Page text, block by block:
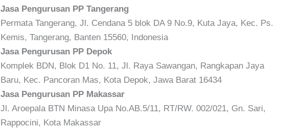
Jasa Pengurusan PP Tangerang
Permata Tangerang, Jl. Cendana 5 blok DA 9 No.9, Kuta Jaya, Kec. Ps.
Kemis, Tangerang, Banten 15560, Indonesia
Jasa Pengurusan PP Depok
Komplek BDN, Blok D1 No. 11, Jl. Raya Sawangan, Rangkapan Jaya
Baru, Kec. Pancoran Mas, Kota Depok, Jawa Barat 16434
Jasa Pengurusan PP Makassar
Jl. Aroepala BTN Minasa Upa No.AB.5/11, RT/RW. 002/021, Gn. Sari,
Rappocini, Kota Makassar